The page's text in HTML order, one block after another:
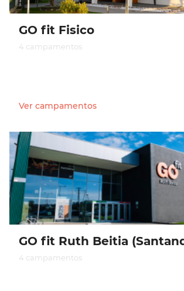
GO fit Fisico
4 campamentos
Ver campamentos
GO fit Ruth Beitia
4 campamentos